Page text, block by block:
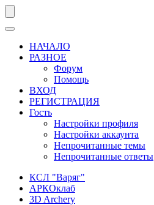
НАЧАЛО
РАЗНОЕ
Форум
Помощь
ВХОД
РЕГИСТРАЦИЯ
Гость
Настройки профиля
Настройки аккаунта
Непрочитанные темы
Непрочитанные ответы
КСЛ "Варяг"
АРКОклаб
3D Archery